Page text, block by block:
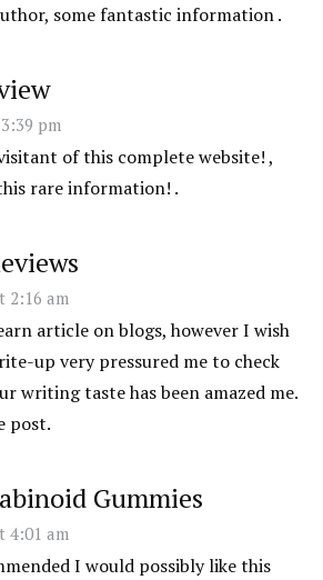
some fantastic information .
pm
of this complete website! ,
rare information! .
2:16 am
article on blogs, however I wish
up very pressured me to check
writing taste has been amazed me.
post.
Gummies
4:01 am
I would possibly like this